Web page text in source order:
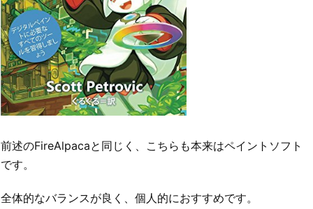
前述のFireAlpacaと同じく、こちらも本来はペイントソフト
です。
全体的なバランスが良く、個人的におすすめです。